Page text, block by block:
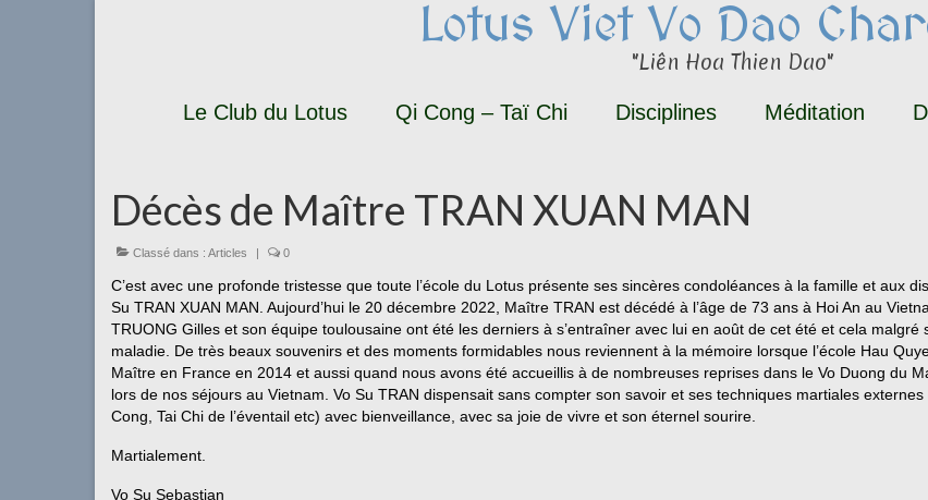
Lotus Viet Vo Dao
"Liên Hoa Thien Dao"
Le Club du Lotus Qi Cong – Taï Chi Disciplines Méditation
Décès de Maître TRAN XUAN MAN
Classé dans : Articles | 0
C’est avec une profonde tristesse que toute l’école du Lotus présente ses sincères condoléances à la famille et aux
Su TRAN XUAN MAN. Aujourd’hui le 20 décembre 2022, Maître TRAN est décédé à l’âge de 73 ans à Hoi An au
TRUONG Gilles et son équipe toulousaine ont été les derniers à s’entraîner avec lui en août de cet été et cela malgré
maladie. De très beaux souvenirs et des moments formidables nous reviennent à la mémoire lorsque l’école Hau
Maître en France en 2014 et aussi quand nous avons été accueillis à de nombreuses reprises dans le Vo Duong du
lors de nos séjours au Vietnam. Vo Su TRAN dispensait sans compter son savoir et ses techniques martiales
Cong, Tai Chi de l’éventail etc) avec bienveillance, avec sa joie de vivre et son éternel sourire.
Martialement.
Vo Su Sebastian